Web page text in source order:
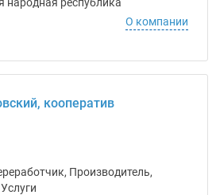
О компании
кооператив
Производитель,